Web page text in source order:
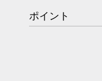
ポイント